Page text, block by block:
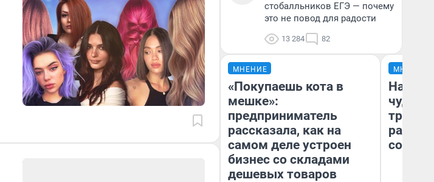
стобалльников ЕГЭ — почему
это не повод для радости
13 284 82
МНЕНИЕ
«Покупаешь кота в
мешке»:
предприниматель
рассказала, как на
самом деле устроен
бизнес со складами
дешевых товаров
МНЕНИЕ
чудом